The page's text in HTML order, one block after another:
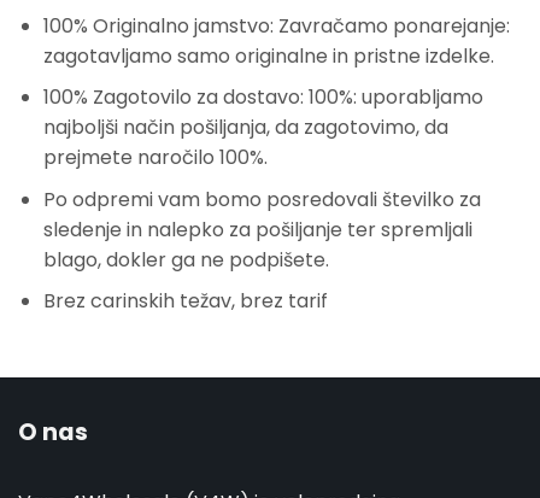
100% Originalno jamstvo: Zavračamo ponarejanje:
zagotavljamo samo originalne in pristne izdelke.
100% Zagotovilo za dostavo: 100%: uporabljamo
najboljši način pošiljanja, da zagotovimo, da
prejmete naročilo 100%.
Po odpremi vam bomo posredovali številko za
sledenje in nalepko za pošiljanje ter spremljali
blago, dokler ga ne podpišete.
Brez carinskih težav, brez tarif
O nas